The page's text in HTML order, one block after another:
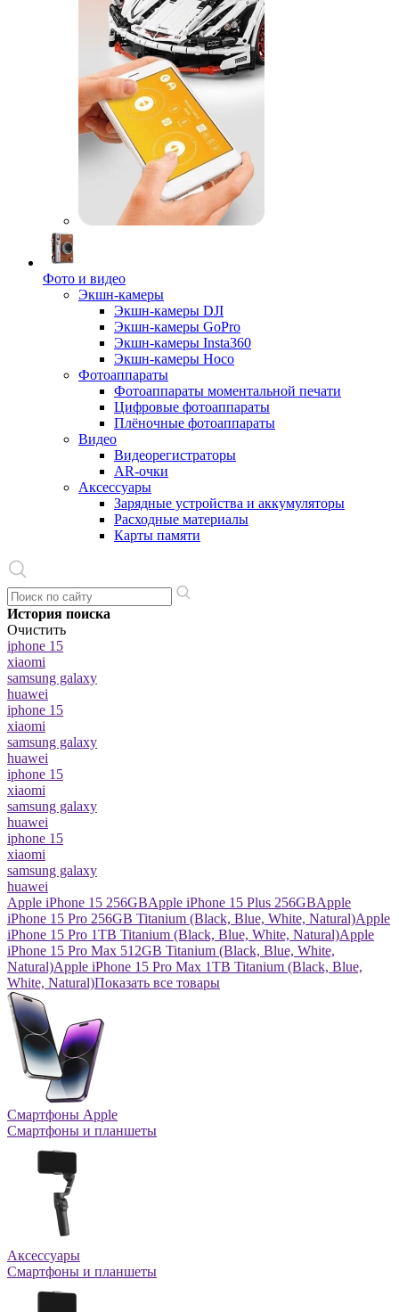
Фото и видео
Экшн-камеры
Экшн-камеры DJI
Экшн-камеры GoPro
Экшн-камеры Insta360
Экшн-камеры Hoco
Фотоаппараты
Фотоаппараты моментальной печати
Цифровые фотоаппараты
Плёночные фотоаппараты
Видео
Видеорегистраторы
AR-очки
Аксессуары
Зарядные устройства и аккумуляторы
Расходные материалы
Карты памяти
История поиска
Очистить
iphone 15
xiaomi
samsung galaxy
huawei
iphone 15
xiaomi
samsung galaxy
huawei
iphone 15
xiaomi
samsung galaxy
huawei
iphone 15
xiaomi
samsung galaxy
huawei
Apple iPhone 15 256GBApple iPhone 15 Plus 256GBApple
iPhone 15 Pro 256GB Titanium (Black, Blue, White, Natural)Apple
iPhone 15 Pro 1TB Titanium (Black, Blue, White, Natural)Apple
iPhone 15 Pro Max 512GB Titanium (Black, Blue, White,
Natural)Apple iPhone 15 Pro Max 1TB Titanium (Black, Blue,
White, Natural)Показать все товары
Смартфоны Apple
Смартфоны и планшеты
Аксессуары
Смартфоны и планшеты